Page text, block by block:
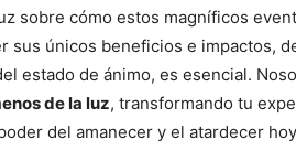
sobre cómo estos magníficos
sus únicos beneficios e impactos,
estado de ánimo, es esencial.
de la luz, transformando tu
del amanecer y el atardecer